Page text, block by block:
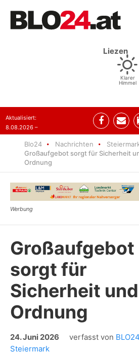
Liezen
Klarer
Himmel
Aktualisiert:
8.08.2026 –
Blo24 Nachrichten
Großaufgebot sorgt für Sicherheit
Ordnung
Großaufgebot
sorgt für
Sicherheit und
Ordnung
24. Juni 2026 verfasst von BLO24
Steiermark